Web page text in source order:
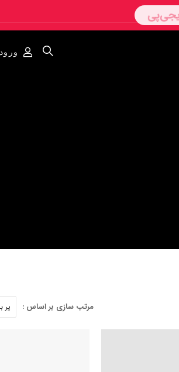
ورود
مرتب سازی بر اساس :